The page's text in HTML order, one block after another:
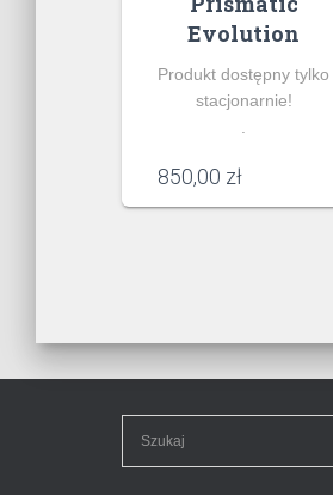
Evolution
Produkt dostępny tylko
stacjonarnie!
850,00 zł